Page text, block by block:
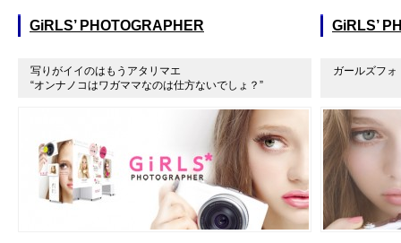
GiRLS’ PHOTOGRAPHER
写りがイイのはもうアタリマエ
“オンナノコはワガママなのは仕方ないでしょ？”
GiRLS’
ガールズフ